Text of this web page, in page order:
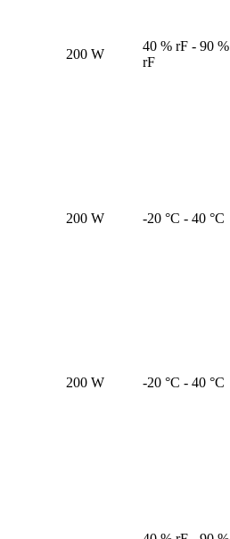
200 W
40 % rF - 90 %
rF
200 W -20 °C - 40 °C
200 W -20 °C - 40 °C